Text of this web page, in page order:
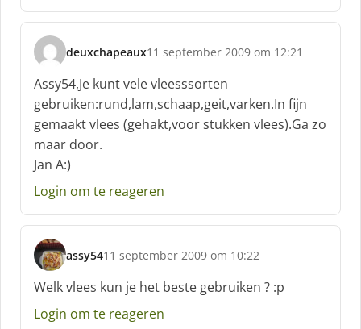
f
deuxchapeaux
s
c
h
r
e
e
f
11 september 2009 om 12:21
Assy54,Je kunt vele vleesssorten
gebruiken:rund,lam,schaap,geit,varken.In fijn
gemaakt vlees (gehakt,voor stukken vlees).Ga zo
maar door.
Jan A:)
Login om te reageren
assy54
s
c
h
r
11 september 2009 om 10:22
Welk vlees kun je het beste gebruiken ? :p
Login om te reageren